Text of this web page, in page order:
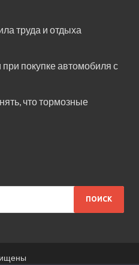
труда и отдыха
покупке автомобиля с
что тормозные